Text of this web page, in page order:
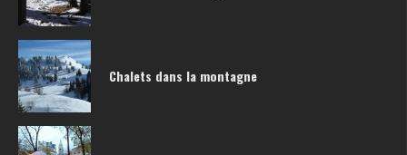
Chalets dans la montagne